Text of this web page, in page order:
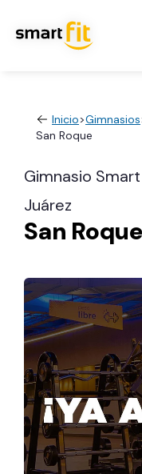
Inicio>Gimnasios
San Roque
Gimnasio
Juárez
San Roque